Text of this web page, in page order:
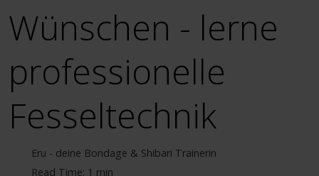
Wünschen - lerne
professionelle
Fesseltechnik
Eru - deine Bondage & Shibari Trainerin
Read Time: 1 min